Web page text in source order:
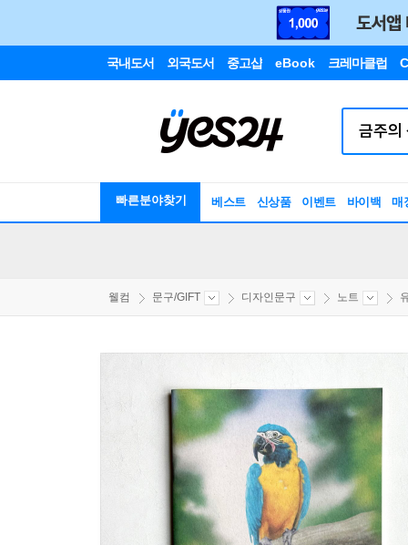
국내도서 외국도서 중고샵 eBook 크레마클럽
빠른분야찾기 베스트 신상품 이벤트 바이백 매
웰컴 문구/GIFT 디자인문구 노트